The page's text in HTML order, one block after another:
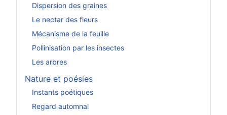
Dispersion des graines
Le nectar des fleurs
Mécanisme de la feuille
Pollinisation par les insectes
Les arbres
Nature et poésies
Instants poétiques
Regard automnal